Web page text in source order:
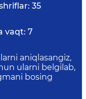
35
vaqt: 7
aniqlasangiz,
ularni belgilab,
bosing